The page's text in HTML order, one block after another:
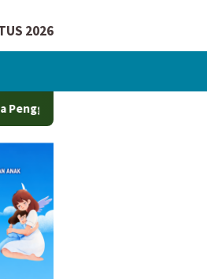
2026
Sikeli Oleh Perusahaan